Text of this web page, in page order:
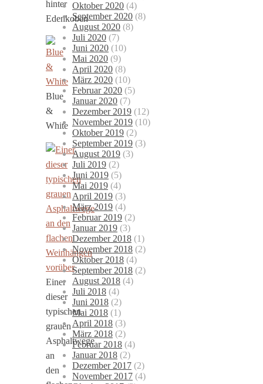
hinter
Edenkoben
Blue
&
White
Einer
dieser
typischen
grauen
Asphaltwege
an
den
Oktober 2020 (4)
September 2020 (8)
August 2020 (8)
Juli 2020 (7)
Juni 2020 (10)
Mai 2020 (9)
April 2020 (8)
März 2020 (10)
Februar 2020 (5)
Januar 2020 (7)
Dezember 2019 (12)
November 2019 (10)
Oktober 2019 (2)
September 2019 (3)
August 2019 (3)
Juli 2019 (2)
Juni 2019 (5)
Mai 2019 (4)
April 2019 (3)
März 2019 (4)
Februar 2019 (2)
Januar 2019 (3)
Dezember 2018 (1)
November 2018 (2)
Oktober 2018 (4)
September 2018 (2)
August 2018 (4)
Juli 2018 (4)
Juni 2018 (2)
Mai 2018 (1)
April 2018 (3)
März 2018 (2)
Februar 2018 (4)
Januar 2018 (2)
Dezember 2017 (2)
November 2017 (4)